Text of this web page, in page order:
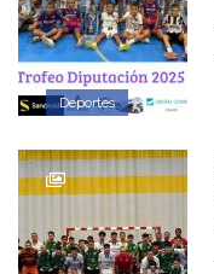
Deportes